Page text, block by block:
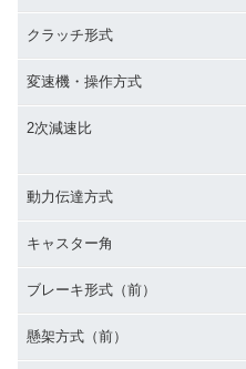
クラッチ形式
変速機・操作方式
2次減速比
動力伝達方式
キャスター角
ブレーキ形式（前）
懸架方式（前）